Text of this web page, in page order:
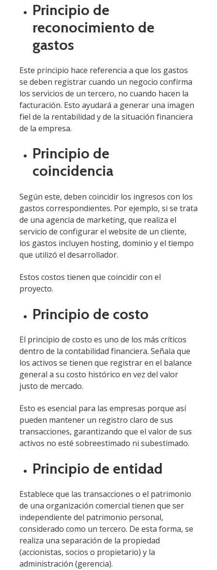
Principio de
reconocimiento de
gastos
Este principio hace referencia a que los gastos
se deben registrar cuando un negocio confirma
los servicios de un tercero, no cuando hacen la
facturación. Esto ayudará a generar una imagen
fiel de la rentabilidad y de la situación financiera
de la empresa.
Principio de
coincidencia
Según este, deben coincidir los ingresos con los
gastos correspondientes. Por ejemplo, si se trata
de una agencia de marketing, que realiza el
servicio de configurar el website de un cliente,
los gastos incluyen hosting, dominio y el tiempo
que utilizó el desarrollador.
Estos costos tienen que coincidir con el
proyecto.
Principio de costo
El principio de costo es uno de los más críticos
dentro de la contabilidad financiera. Señala que
los activos se tienen que registrar en el balance
general a su costo histórico en vez del valor
justo de mercado.
Esto es esencial para las empresas porque así
pueden mantener un registro claro de sus
transacciones, garantizando que el valor de sus
activos no esté sobreestimado ni subestimado.
Principio de entidad
Establece que las transacciones o el patrimonio
de una organización comercial tienen que ser
independiente del patrimonio personal,
considerado como un tercero. De esta forma, se
realiza una separación de la propiedad
(accionistas, socios o propietario) y la
administración (gerencia).